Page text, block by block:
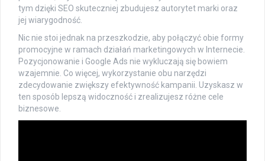
tym dzięki SEO skuteczniej zbudujesz autorytet marki oraz
jej wiarygodność.
Nic nie stoi jednak na przeszkodzie, aby połączyć obie formy
promocyjne w ramach działań marketingowych w Internecie.
Pozycjonowanie i Google Ads nie wykluczają się bowiem
wzajemnie. Co więcej, wykorzystanie obu narzędzi
zdecydowanie zwiększy efektywność kampanii. Uzyskasz w
ten sposób lepszą widoczność i zrealizujesz różne cele
biznesowe.